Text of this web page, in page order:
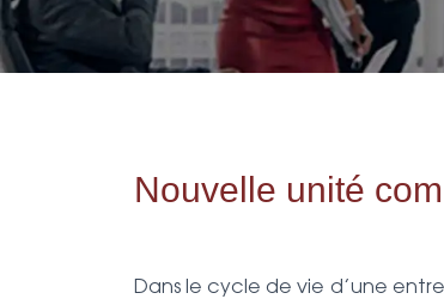
Nouvelle unité
Dans le cycle de vie d’une